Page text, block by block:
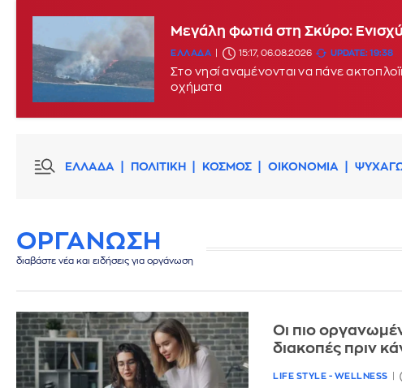
Μεγάλη φωτιά στη Σκύρο:
ΕΛΛΑΔΑ 15:17, 06.08.2026 UPDATE: 19:38
Στο νησί αναμένονται να πάνε
οχήματα
ΕΛΛΑΔΑ ΠΟΛΙΤΙΚΗ ΚΟΣΜΟΣ ΟΙΚΟΝΟΜΙΑ
ΟΡΓΑΝΩΣΗ
διαβάστε νέα και ειδήσεις για οργάνωση
Οι πιο
διακοπές πριν
LIFE STYLE - WELLNESS